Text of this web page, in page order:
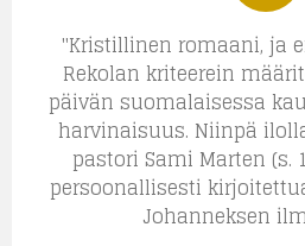
"Kristillinen romaani, ja
Rekolan kriteerein
päivän suomalaisessa
harvinaisuus. Niinpä
pastori Sami Marten (s.
persoonallisesti
Johanneksen